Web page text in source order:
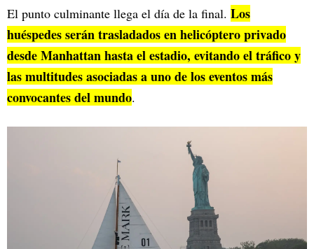
El punto culminante llega el día de la final. Los
huéspedes serán trasladados en helicóptero privado
desde Manhattan hasta el estadio, evitando el tráfico y
las multitudes asociadas a uno de los eventos más
convocantes del mundo.